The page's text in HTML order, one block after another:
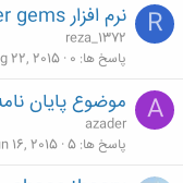
R نرم افزار water gems
reza_1372
پاسخ ها 0
22, 2015
A موضوع پایان
azader
پاسخ ها 5
16, 2015